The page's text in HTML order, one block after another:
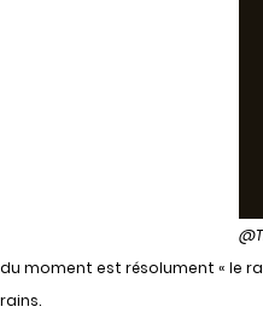
moment est résolument « le